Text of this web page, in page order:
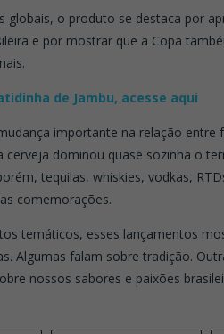
globais, o produto se destaca por
e por mostrar que a Copa
de Jambu, acesse aqui
importante na relação entre
cerveja dominou quase sozinha o
tequilas, whiskies, vodkas,
comemorações.
temáticos, esses lançamentos
Algumas falam sobre tradição.
nossos sabores e paixões